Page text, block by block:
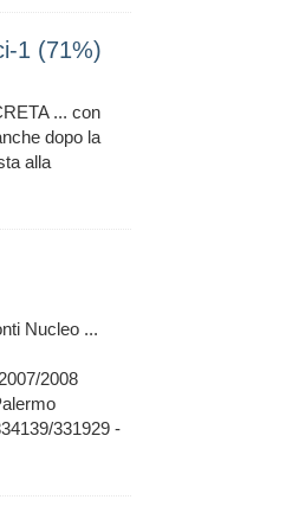
1 (71%)
... con
dopo la
alla
Nucleo ...
2008
331929 -